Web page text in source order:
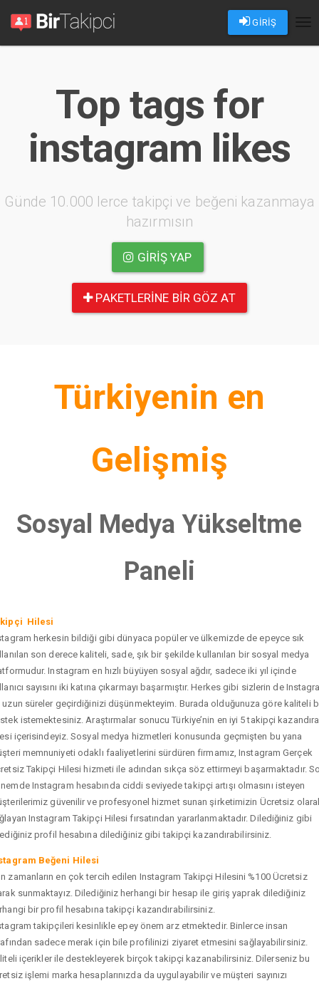
GİRİŞ
Top tags for
instagram likes
Günde 10.000 lerce takipçi ve beğeni kazanmaya
hazırmısın
GIRIŞ YAP
PAKETLERINE BIR GÖZ AT
Türkiyenin en
Gelişmiş
Sosyal Medya Yükseltme
Paneli
Hilesi
herkesin bildiği gibi dünyaca popüler ve ülkemizde de epeyce sık
son derece kaliteli, sade, şık bir şekilde kullanılan bir sosyal medya
Instagram en hızlı büyüyen sosyal ağdır, sadece iki yıl içinde
sayısını iki katına çıkarmayı başarmıştır. Herkes gibi sizlerin de
uzun süreler geçirdiğinizi düşünmekteyim. Burada olduğunuza göre kaliteli
istemektesiniz. Araştırmalar sonucu Türkiye’nin en iyi 5 takipçi
içerisindeyiz. Sosyal medya hizmetleri konusunda geçmişten bu yana
memnuniyeti odaklı faaliyetlerini sürdüren firmamız, Instagram Gerçek
Takipçi Hilesi hizmeti ile adından sıkça söz ettirmeyi başarmaktadır.
Instagram hesabında ciddi seviyede takipçi artışı olmasını isteyen
güvenilir ve profesyonel hizmet sunan şirketimizin Ücretsiz
Instagram Takipçi Hilesi fırsatından yararlanmaktadır. Dilediğiniz gibi
profil hesabına dilediğiniz gibi takipçi kazandırabilirsiniz.
Beğeni Hilesi
zamanların en çok tercih edilen Instagram Takipçi Hilesini %100 Ücretsiz
sunmaktayız. Dilediğiniz herhangi bir hesap ile giriş yaprak dilediğiniz
bir profil hesabına takipçi kazandırabilirsiniz.
takipçileri kesinlikle epey önem arz etmektedir. Binlerce insan
sadece merak için bile profilinizi ziyaret etmesini sağlayabilirsiniz.
içerikler ile destekleyerek birçok takipçi kazanabilirsiniz. Dilerseniz bu
işlemi marka hesaplarınızda da uygulayabilir ve müşteri sayınızı